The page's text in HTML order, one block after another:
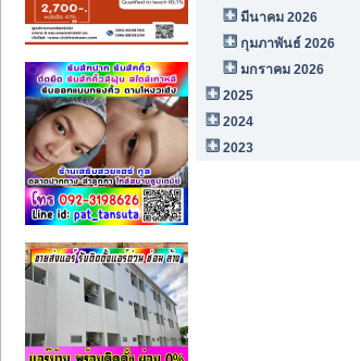
มีนาคม 2026
กุมภาพันธ์ 2026
มกราคม 2026
2025
2024
2023